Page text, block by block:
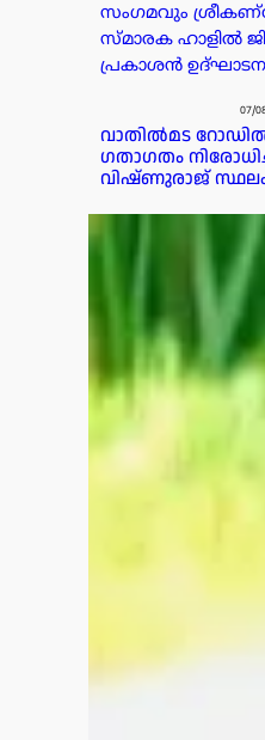
സംഗമവും
സ്മാരക ഹാളിൽ
പ്രകാശൻ
07/
വാതിൽമട
ഗതാഗതം
വിഷ്ണുരാജ് സ്ഥലം